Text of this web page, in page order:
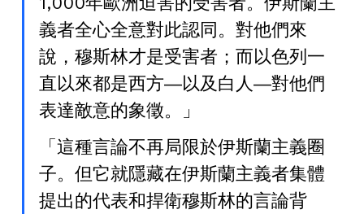
義者全心全意對此認同。對他們來
說，穆斯林才是受害者；而以色列一
直以來都是西方—以及白人—對他們
表達敵意的象徵。」
「這種言論不再局限於伊斯蘭主義圈
子。但它就隱藏在伊斯蘭主義者集體
提出的代表和捍衛穆斯林的言論背